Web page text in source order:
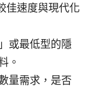
佳速度與現代化
或最低型的隱
。
量需求，是否